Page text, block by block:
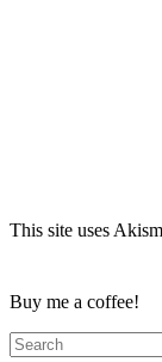
This site uses
Buy me a coffee!